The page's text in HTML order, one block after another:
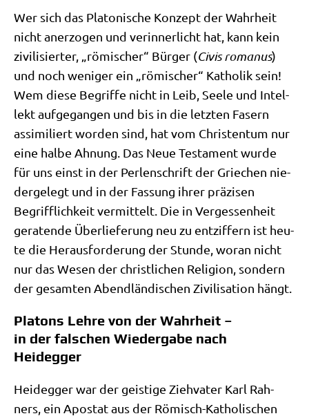
Wer sich das Pla­to­ni­sche Kon­zept der Wahr­heit
nicht aner­zo­gen und ver­in­ner­licht hat, kann kein
zivi­li­sier­ter, „römi­scher“ Bür­ger (Civis roma­nus)
und noch weni­ger ein „römi­scher“ Katho­lik sein!
Wem die­se Begrif­fe nicht in Leib, See­le und Intel­
lekt auf­ge­gan­gen und bis in die letz­ten Fasern
assi­mi­liert wor­den sind, hat vom Chri­sten­tum nur
eine hal­be Ahnung. Das Neue Testa­ment wur­de
für uns einst in der Per­len­schrift der Grie­chen nie­
der­ge­legt und in der Fas­sung ihrer prä­zi­sen
Begriff­lich­keit ver­mit­telt. Die in Ver­ges­sen­heit
gera­ten­de Über­lie­fe­rung neu zu ent­zif­fern ist heu­
te die Her­aus­for­de­rung der Stun­de, wor­an nicht
nur das Wesen der christ­li­chen Reli­gi­on, son­dern
der gesam­ten Abend­län­di­schen Zivi­li­sa­ti­on hängt.
Platons Lehre von der Wahrheit –
in der falschen Wiedergabe nach
Heidegger
Heid­eg­ger war der gei­sti­ge Zieh­va­ter Karl Rah­
ners, ein Apo­stat aus der Römisch-Katho­li­schen